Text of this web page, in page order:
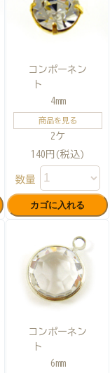
コンポーネン
ト
4mm
商品を見る
2ケ
140円(税込)
数量
コンポーネン
ト
6mm